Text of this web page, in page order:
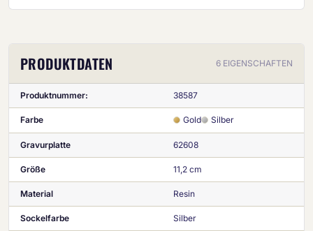
PRODUKTDATEN 6 EIGENSCHAFTEN
Produktnummer: 38587
Farbe Gold Silber
Gravurplatte 62608
Größe 11,2 cm
Material Resin
Sockelfarbe Silber